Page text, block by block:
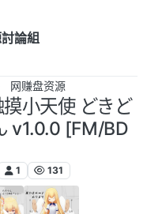
論組
网赚盘资源
小天使 どきど
v1.0.0 [FM/BD
1 131